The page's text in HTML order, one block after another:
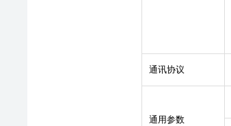
通讯协议
通用参数